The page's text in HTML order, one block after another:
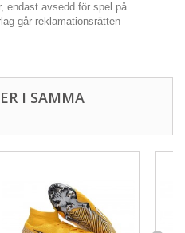
endast avsedd för spel på
går reklamationsrätten
I SAMMA